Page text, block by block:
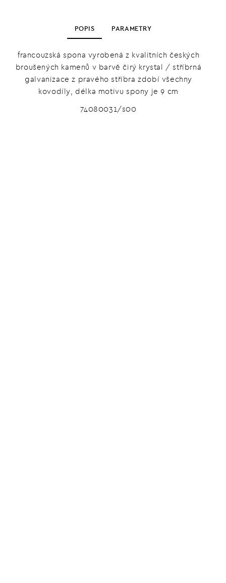
POPIS PARAMETRY
francouzská spona vyrobená z kvalitních českých
broušených kamenů v barvě čirý krystal / stříbrná
galvanizace z pravého stříbra zdobí všechny
kovodíly, délka motivu spony je 9 cm
74080031/s00